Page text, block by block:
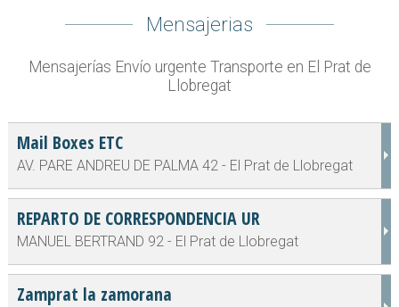
Mensajerias
Mensajerías Envío urgente Transporte en El Prat de
Llobregat
Mail Boxes ETC
AV. PARE ANDREU DE PALMA 42 - El Prat de Llobregat
REPARTO DE CORRESPONDENCIA UR
MANUEL BERTRAND 92 - El Prat de Llobregat
Zamprat la zamorana